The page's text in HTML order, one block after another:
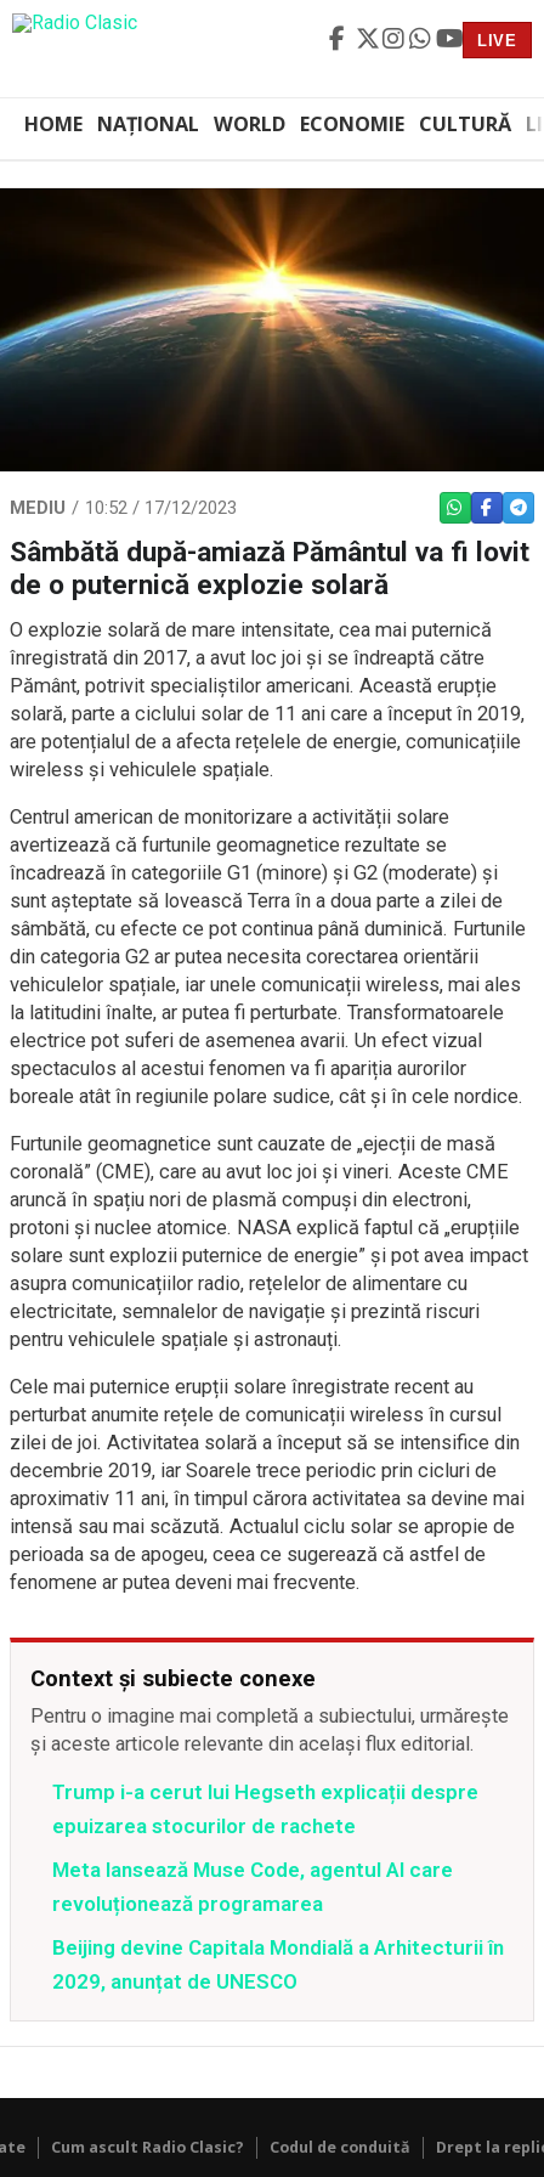
LIVE
HOME NAȚIONAL WORLD ECONOMIE CULTURĂ
MEDIU 10:52 / 17/12/2023 WHATSAPP
Sâmbătă după-amiază Pământul va fi lovit
de o puternică explozie solară
O explozie solară de mare intensitate, cea mai puternică
înregistrată din 2017, a avut loc joi și se îndreaptă către
Pământ, potrivit specialiștilor americani. Această erupție
solară, parte a ciclului solar de 11 ani care a început în 2019,
are potențialul de a afecta rețelele de energie, comunicațiile
wireless și vehiculele spațiale.
Centrul american de monitorizare a activității solare
avertizează că furtunile geomagnetice rezultate se
încadrează în categoriile G1 (minore) și G2 (moderate) și
sunt așteptate să lovească Terra în a doua parte a zilei de
sâmbătă, cu efecte ce pot continua până duminică. Furtunile
din categoria G2 ar putea necesita corectarea orientării
vehiculelor spațiale, iar unele comunicații wireless, mai ales
la latitudini înalte, ar putea fi perturbate. Transformatoarele
electrice pot suferi de asemenea avarii. Un efect vizual
spectaculos al acestui fenomen va fi apariția aurorilor
boreale atât în regiunile polare sudice, cât și în cele nordice.
Furtunile geomagnetice sunt cauzate de „ejecții de masă
coronală” (CME), care au avut loc joi și vineri. Aceste CME
aruncă în spațiu nori de plasmă compuși din electroni,
protoni și nuclee atomice. NASA explică faptul că „erupțiile
solare sunt explozii puternice de energie” și pot avea impact
asupra comunicațiilor radio, rețelelor de alimentare cu
electricitate, semnalelor de navigație și prezintă riscuri
pentru vehiculele spațiale și astronauți.
Cele mai puternice erupții solare înregistrate recent au
perturbat anumite rețele de comunicații wireless în cursul
zilei de joi. Activitatea solară a început să se intensifice din
decembrie 2019, iar Soarele trece periodic prin cicluri de
aproximativ 11 ani, în timpul cărora activitatea sa devine mai
intensă sau mai scăzută. Actualul ciclu solar se apropie de
perioada sa de apogeu, ceea ce sugerează că astfel de
fenomene ar putea deveni mai frecvente.
Context și subiecte conexe
Pentru o imagine mai completă a subiectului, urmărește
și aceste articole relevante din același flux editorial.
Trump i-a cerut lui Hegseth explicații despre
epuizarea stocurilor de rachete
Meta lansează Muse Code, agentul AI care
revoluționează programarea
Beijing devine Capitala Mondială a Arhitecturii în
2029, anunțat de UNESCO
Cum ascult Radio Clasic? Codul de conduită Drept la